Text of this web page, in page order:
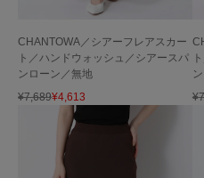
CHANTOWA／シアーフレアスカー
ト／ハンドウォッシュ／シアースパ
ンローン／無地
¥7,689¥4,613
¥